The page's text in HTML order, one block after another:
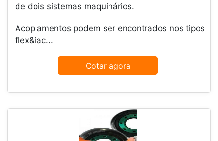
de dois sistemas maquinários.
Acoplamentos podem ser encontrados nos tipos
flex&iac...
Cotar agora